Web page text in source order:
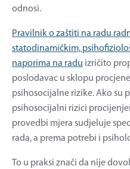
odnosi.
Pravilnik o zaštiti na radu
statodinamičkim,
naporima na radu izričito
poslodavac u sklopu
psihosocijalne rizike. Ako su
psihosocijalni rizici
provedbi mjera sudjeluje
rada, a prema potrebi i
To u praksi znači da nije